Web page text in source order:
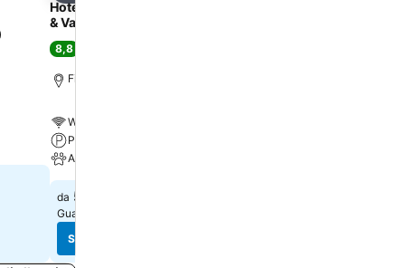
Hotel Pirineos Figueres by Pierre
& Vacances
8,8
Figueras, 0.5 km da: Centro
Wi-Fi gratis
Parcheggio
Animali ammessi
da 56 €
Guarda i prezzi di
Scopri i prezzi